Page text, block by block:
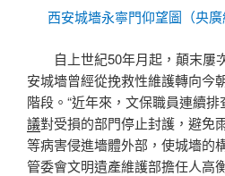
西安城墻永寧門仰望圖（央
自上世紀50年月起，顛末屢
安城墻曾經從挽救性維護轉向今
階段。“近年來，文保職員連續
議對受損的部門停止封護，避免
等病害侵進墻體外部，使城墻的
管委會文明遺產維護部擔任人高